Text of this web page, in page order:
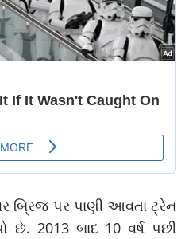
બ્રિજ પર પાણી આવતા ટ્રેન
છે. 2013 બાદ 10 વર્ષ પછી